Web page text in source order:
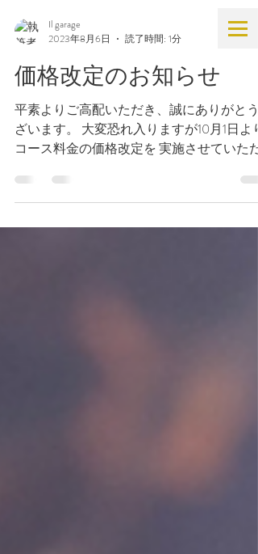
Il garage
2023年8月6日
読了時間: 1分
価格改定のお知らせ
平素よりご高配いただき、誠にありがとう
ざいます。 大変恐れ入りますが10月1日より
コース料金の価格改定を 実施させていただ
しますが、昨今の原材料の高騰により 心苦
しいお願いをすることとなりました。...